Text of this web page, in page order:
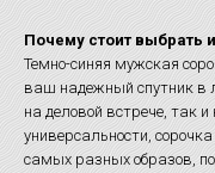
Почему стоит выбрать
Темно-синяя мужская
ваш надежный спутник в
на деловой встрече, так
универсальности,
самых разных образов,